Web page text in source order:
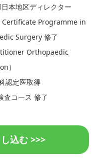
本地区ディレクター
Programme in
Surgery 修了
Orthopaedic
）
認定医取得
査コース 修了
込む >>>